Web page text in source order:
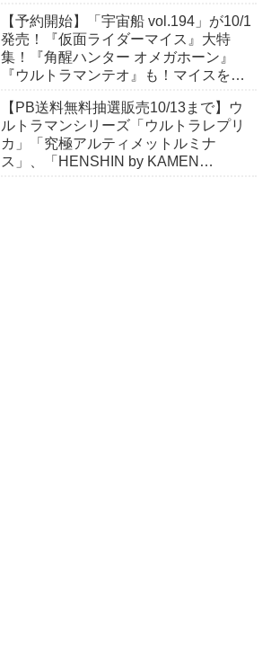
【予約開始】「宇宙船 vol.194」が10/1
発売！『仮面ライダーマイス』大特
集！『角醒ハンター オメガホーン』
『ウルトラマンテオ』も！マイスをよ
【PB送料無料抽選販売10/13まで】ウ
ルトラマンシリーズ「ウルトラレプリ
カ」「究極アルティメットルミナ
ス」、「HENSHIN by KAMEN